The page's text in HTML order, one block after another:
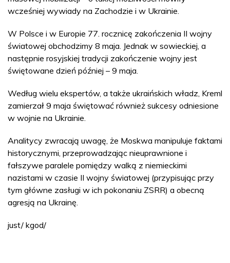
wcześniej wywiady na Zachodzie i w Ukrainie.
W Polsce i w Europie 77. rocznicę zakończenia II wojny
światowej obchodzimy 8 maja. Jednak w sowieckiej, a
następnie rosyjskiej tradycji zakończenie wojny jest
świętowane dzień później – 9 maja.
Według wielu ekspertów, a także ukraińskich władz, Kreml
zamierzał 9 maja świętować również sukcesy odniesione
w wojnie na Ukrainie.
Analitycy zwracają uwagę, że Moskwa manipuluje faktami
historycznymi, przeprowadzając nieuprawnione i
fałszywe paralele pomiędzy walką z niemieckimi
nazistami w czasie II wojny światowej (przypisując przy
tym główne zasługi w ich pokonaniu ZSRR) a obecną
agresją na Ukrainę.
just/ kgod/